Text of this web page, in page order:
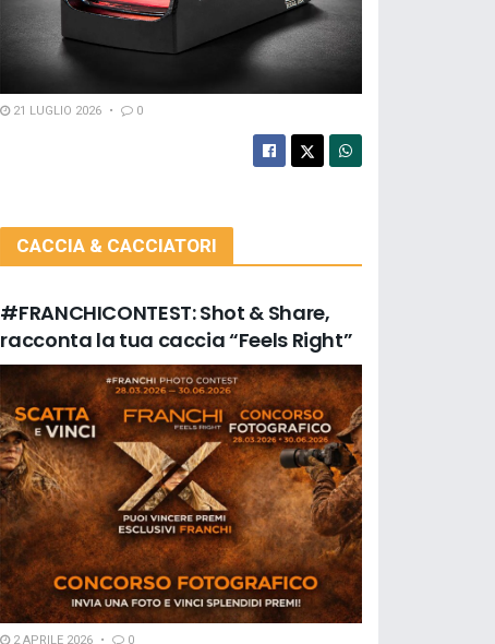
21 LUGLIO 2026 0
CACCIA & CACCIATORI
#FRANCHICONTEST: Shot & Share,
racconta la tua caccia “Feels Right”
2 APRILE 2026 0